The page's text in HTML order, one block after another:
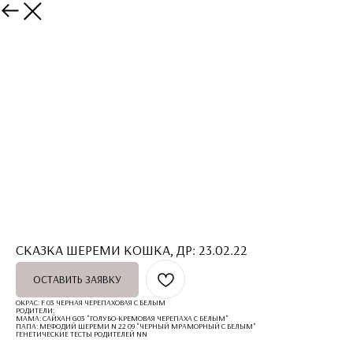
вернуться
СКАЗКА ШЕРЕМИ КОШКА, ДР: 23.02.22
ОСТАВИТЬ ЗАЯВКУ
ОКРАС: F 03 ЧЕРНАЯ ЧЕРЕПАХОВАЯ С БЕЛЫМ
РОДИТЕЛИ:
МАМА: САЙХАН G03 "ГОЛУБО-КРЕМОВАЯ ЧЕРЕПАХА С БЕЛЫМ"
ПАПА: МЕФОДИЙ ШЕРЕМИ N 22 09 "ЧЕРНЫЙ МРАМОРНЫЙ С БЕЛЫМ"
ГЕНЕТИЧЕСКИЕ ТЕСТЫ РОДИТЕЛЕЙ NN